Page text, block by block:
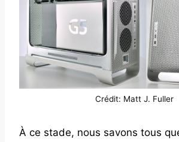
Crédit: Matt J. Fuller
À ce stade, nous savons tous